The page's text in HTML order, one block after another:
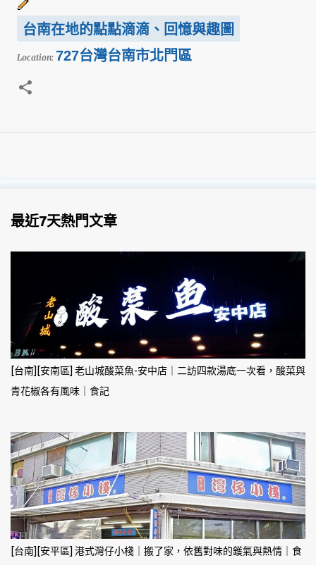
台南在地的點點滴滴、回憶與趣圖
Location: 727台灣台南市北門區
最近7天熱門文章
[台南][安南區] 老山城酸菜魚-安中店｜二訪四款湯底一次看，酸菜與
青花椒各有風味｜食記
[台南][安平區] 港式灣仔小棧｜搬了家，依舊對味的鑊氣與熱情｜食